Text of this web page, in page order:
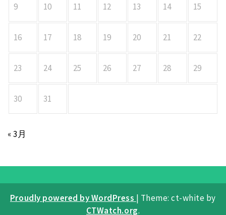
9 10 11 12 13 14 15
16 17 18 19 20 21 22
23 24 25 26 27 28 29
30 31
« 3月
Proudly powered by WordPress | Theme: ct-white by
CTWatch.org.